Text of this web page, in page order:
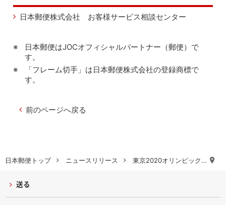
日本郵便トップ ニュースリリース 東京2020オリンピック…
日本郵便株式会社 お客様サービス相談センター
日本郵便はJOCオフィシャルパートナー（郵便）で
す。
「フレーム切手」は日本郵便株式会社の登録商標で
す。
前のページへ戻る
送る